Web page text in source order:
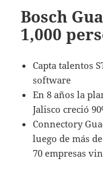
Bosch
1,000
Capta talentos
software
En 8 años la
Jalisco creció
Connectory
luego de más
70 empresas